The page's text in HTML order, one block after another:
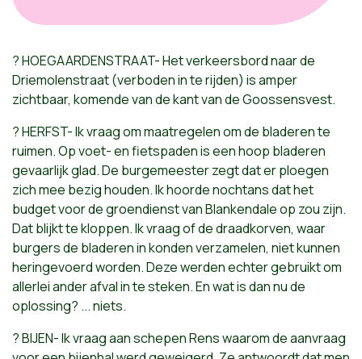
? HOEGAARDENSTRAAT- Het verkeersbord naar de
Driemolenstraat (verboden in te rijden) is amper
zichtbaar, komende van de kant van de Goossensvest.
? HERFST- Ik vraag om maatregelen om de bladeren te
ruimen. Op voet- en fietspaden is een hoop bladeren
gevaarlijk glad. De burgemeester zegt dat er ploegen
zich mee bezig houden. Ik hoorde nochtans dat het
budget voor de groendienst van Blankendale op zou zijn.
Dat blijkt te kloppen. Ik vraag of de draadkorven, waar
burgers de bladeren in konden verzamelen, niet kunnen
heringevoerd worden. Deze werden echter gebruikt om
allerlei ander afval in te steken. En wat is dan nu de
oplossing? ... niets.
? BIJEN- Ik vraag aan schepen Rens waarom de aanvraag